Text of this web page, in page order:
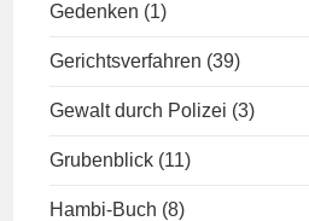
Gedenken (1)
Gerichtsverfahren (39)
Gewalt durch Polizei (3)
Grubenblick (11)
Hambi-Buch (8)